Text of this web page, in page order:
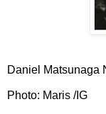
Daniel Matsunaga
Photo: Maris /IG